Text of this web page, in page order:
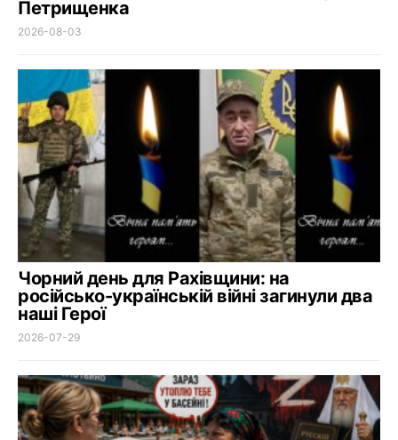
Петрищенка
2026-08-03
Чорний день для Рахівщини: на
російсько-українській війні загинули два
наші Герої
2026-07-29